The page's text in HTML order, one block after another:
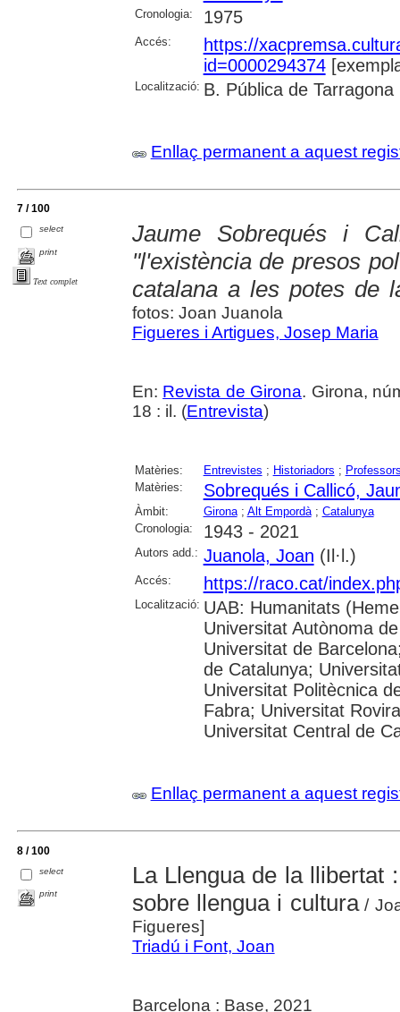
Cronologia: 1975
Accés:
https://
id=0000294374
Localització: B. Pública de Tarragona
Enllaç permanent a aquest
7 / 100
select
print
Text complet
Jaume Sobrequés i
"l'existència de presos
catalana a les potes de
fotos: Joan Juanola
Figueres i Artigues, Josep Maria
En: Revista de Girona. Girona,
18 : il. (Entrevista)
Matèries: Entrevistes ; Historiadors ;
Matèries:
Sobrequés i Callicó,
Àmbit: Girona; Alt Empordà; Catalunya
Cronologia:
1943 - 2021
Autors add.: Juanola, Joan (Il·l.)
Accés: https://raco.cat/
Localització: UAB: Humanitats
Universitat Autònoma
Universitat de
de Catalunya;
Universitat Politècnica
Fabra; Universitat
Universitat Central de
Enllaç permanent a aquest
8 / 100
select
print
La Llengua de la llibertat
sobre llengua i cultura/
Figueres]
Triadú i Font, Joan
Barcelona : Base, 2021